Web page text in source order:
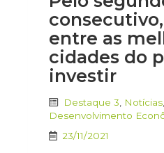
entre as
cidades do
investir
Destaque 3 Notícias
Desenvolvimento
23/11/2021